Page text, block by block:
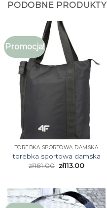
PODOBNE PRODUKTY
Promocja!
TOREBKA SPORTOWA DAMSKA
torebka sportowa damska
zł181.00 zł113.00